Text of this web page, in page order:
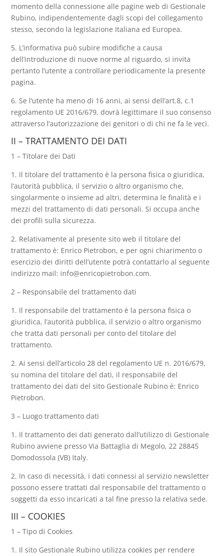
momento della connessione alle pagine web di Gestionale
Rubino, indipendentemente dagli scopi del collegamento
stesso, secondo la legislazione Italiana ed Europea.
5. L’informativa può subire modifiche a causa
dell’introduzione di nuove norme al riguardo, si invita
pertanto l’utente a controllare periodicamente la presente
pagina.
6. Se l’utente ha meno di 16 anni, ai sensi dell’art.8, c.1
regolamento UE 2016/679, dovrà legittimare il suo consenso
attraverso l’autorizzazione dei genitori o di chi ne fa le veci.
II – TRATTAMENTO DEI DATI
1 – Titolare dei Dati
1. Il titolare del trattamento è la persona fisica o giuridica,
l’autorità pubblica, il servizio o altro organismo che,
singolarmente o insieme ad altri, determina le finalità e i
mezzi del trattamento di dati personali. Si occupa anche
dei profili sulla sicurezza.
2. Relativamente al presente sito web il titolare del
trattamento è: Enrico Pietrobon, e per ogni chiarimento o
esercizio dei diritti dell’utente potrà contattarlo al seguente
indirizzo mail: info@enricopietrobon.com.
2 – Responsabile del trattamento dati
1. Il responsabile del trattamento è la persona fisica o
giuridica, l’autorità pubblica, il servizio o altro organismo
che tratta dati personali per conto del titolare del
trattamento.
2. Ai sensi dell’articolo 28 del regolamento UE n. 2016/679,
su nomina del titolare del dati, il responsabile del
trattamento dei dati del sito Gestionale Rubino è: Enrico
Pietrobon.
3 – Luogo trattamento dati
1. Il trattamento dei dati generato dall’utilizzo di Gestionale
Rubino avviene presso Via Battaglia di Megolo, 22 28845
Domodossola (VB) Italy.
2. In caso di necessità, i dati connessi al servizio newsletter
possono essere trattati dal responsabile del trattamento o
soggetti da esso incaricati a tal fine presso la relativa sede.
III – COOKIES
1 – Tipo di Cookies
1. Il sito Gestionale Rubino utilizza cookies per rendere